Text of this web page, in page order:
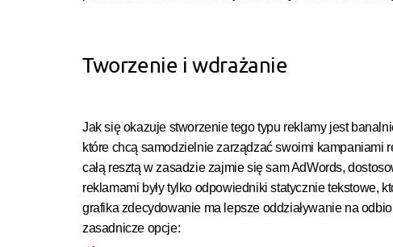
Tworzenie i wdrażanie
Jak się okazuje stworzenie tego typu reklamy jest
które chcą samodzielnie zarządzać swoimi kampaniami
całą resztą w zasadzie zajmie się sam AdWords,
reklamami były tylko odpowiedniki statycznie tekstowe,
grafika zdecydowanie ma lepsze oddziaływanie na
zasadnicze opcje: